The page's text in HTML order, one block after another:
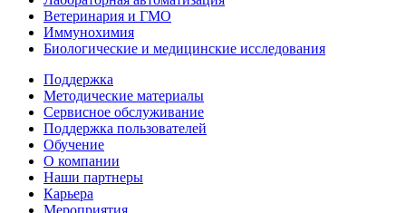
Ветеринария и ГМО
Иммунохимия
Биологические и медицинские исследования
Поддержка
Методические материалы
Сервисное обслуживание
Поддержка пользователей
Обучение
О компании
Наши партнеры
Карьера
Мероприятия